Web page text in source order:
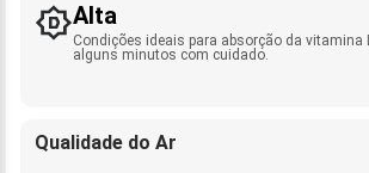
Alta
Condições ideais para absorção da vitamina
alguns minutos com cuidado.
Qualidade do Ar